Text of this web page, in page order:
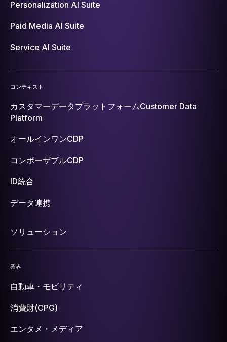
Personalization AI Suite
Paid Media AI Suite
Service AI Suite
コンテキスト
カスタマーデータプラットフォームCustomer Data
Platform
オールインワンCDP
コンポーザブルCDP
ID統合
データ連携
ソリューション
業界
自動車・モビリティ
消費財(CPG)
エンタメ・メディア